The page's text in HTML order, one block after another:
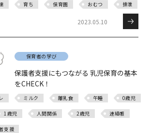
育ち 保育園 おむつ 排泄
2023.05.10
保育者の学び
保護者支援にもつながる 乳児保育の基本
をCHECK！
ミルク 離乳食 午睡 0歳児
1歳児 人間関係 2歳児 連絡帳
支援